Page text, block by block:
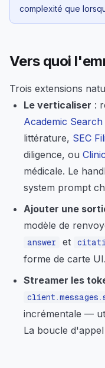
complexité que
Vers quoi
Trois extensions
Le verticaliser :
Academic Search
littérature, SEC
diligence, ou
médicale. Le
system prompt
Ajouter une
modèle de
answer et
forme de carte UI.
Streamer les
incrémentale —
La boucle